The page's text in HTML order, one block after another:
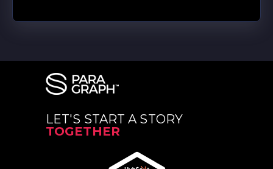
LET'S START A STORY
TOGETHER